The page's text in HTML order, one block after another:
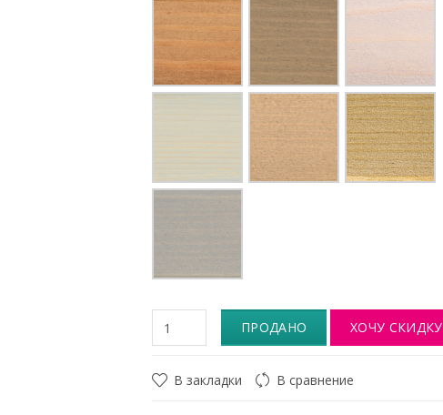
ПРОДАНО ХОЧУ СКИДКУ
В закладки В сравнение